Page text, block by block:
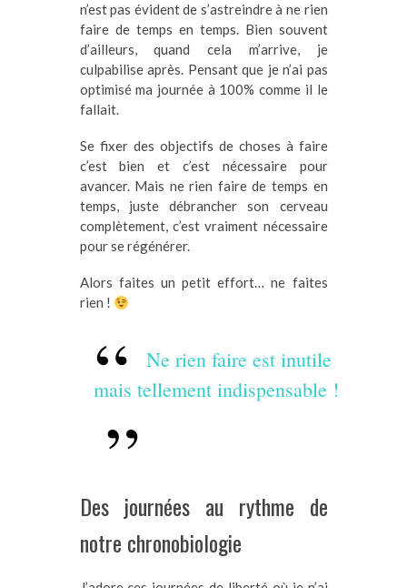
n’est pas évident de s’astreindre à ne rien
faire de temps en temps. Bien souvent
d’ailleurs, quand cela m’arrive, je
culpabilise après. Pensant que je n’ai pas
optimisé ma journée à 100% comme il le
fallait.
Se fixer des objectifs de choses à faire
c’est bien et c’est nécessaire pour
avancer. Mais ne rien faire de temps en
temps, juste débrancher son cerveau
complètement, c’est vraiment nécessaire
pour se régénérer.
Alors faites un petit effort… ne faites
rien !
Ne rien faire est inutile
mais tellement indispensable !
Des journées au rythme de
notre chronobiologie